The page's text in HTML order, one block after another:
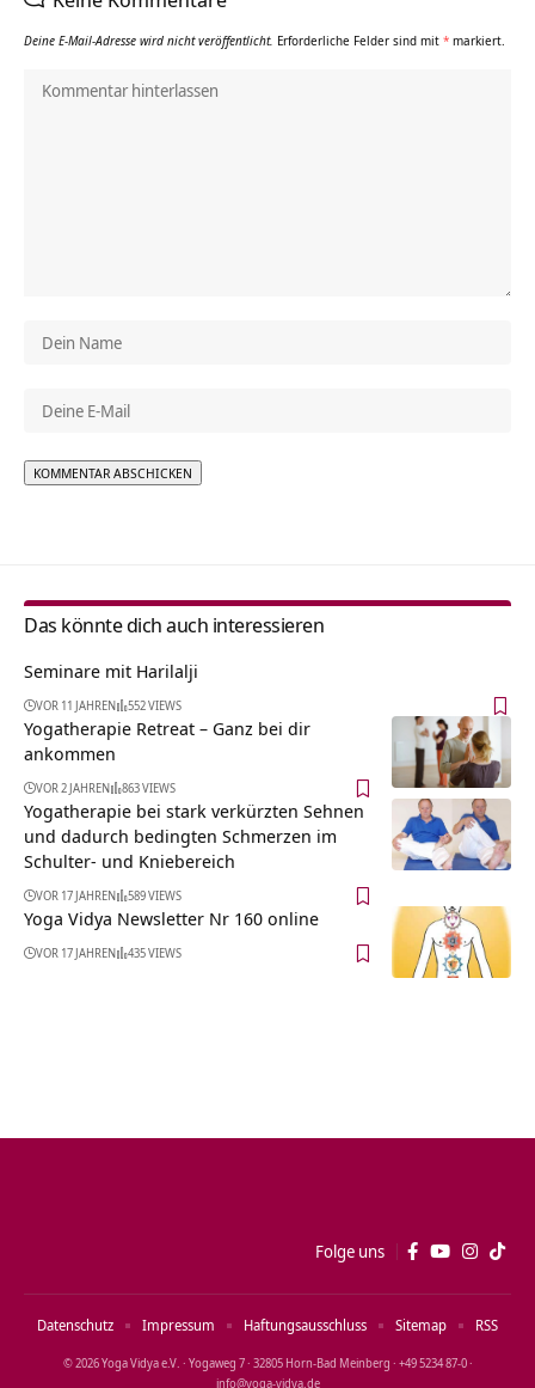
Deine E-Mail-Adresse wird nicht veröffentlicht. Erforderliche Felder sind mit * markiert.
Das könnte dich auch interessieren
Seminare mit Harilalji
VOR 11 JAHREN 552 VIEWS
Yogatherapie Retreat – Ganz bei dir
ankommen
VOR 2 JAHREN 863 VIEWS
Yogatherapie bei stark verkürzten Sehnen
und dadurch bedingten Schmerzen im
Schulter- und Kniebereich
VOR 17 JAHREN 589 VIEWS
Yoga Vidya Newsletter Nr 160 online
VOR 17 JAHREN 435 VIEWS
Folge uns
© 2026 Yoga Vidya e.V. · Yogaweg 7 · 32805 Horn‑Bad Meinberg · +49 5234 87‑0 ·
info@yoga‑vidya.de
Datenschutz Impressum Haftungsausschluss Sitemap RSS